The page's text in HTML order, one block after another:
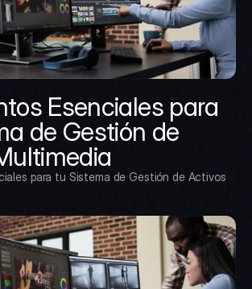
Esenciales para
de Gestión de
para tu Sistema de Gestión de Activos